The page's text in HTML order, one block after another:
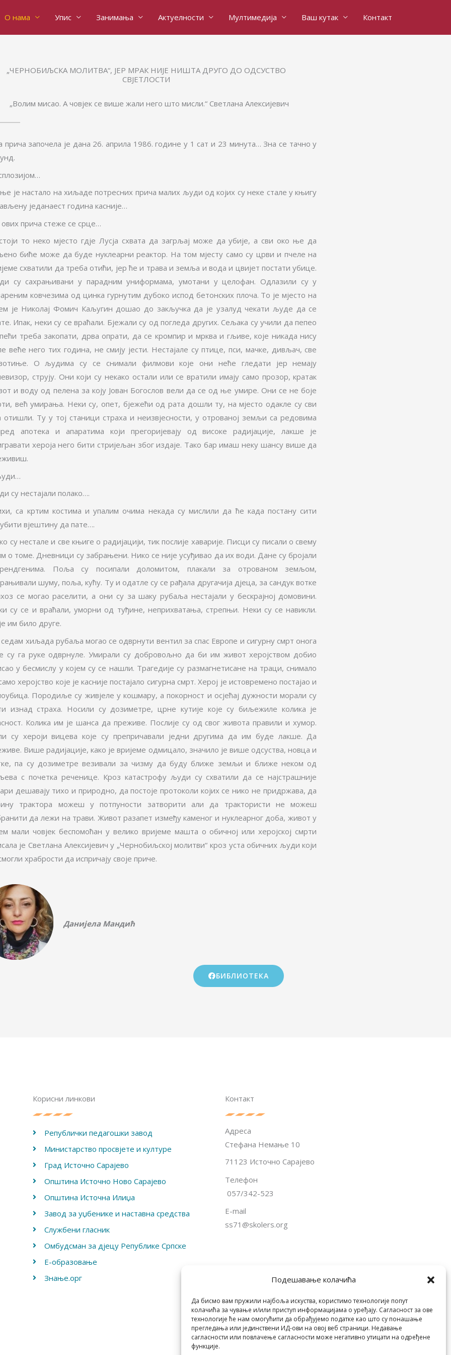
Подешавање колачића
Да бисмо вам пружили најбоља искуства, користимо технологије попут
колачића за чување и/или приступ информацијама о уређају. Сагласност за ове
технологије ће нам омогућити да обрађујемо податке као што су понашање
прегледања или јединствени ИД-ови на овој веб страници. Недавање
сагласности или повлачење сагласности може негативно утицати на одређене
функције.
О нама Упис Занимања Актуелности Мултимедија Ваш кутак Контакт
„ЧЕРНОБИЉСКА МОЛИТВА“, ЈЕР МРАК НИЈЕ НИШТА ДРУГО ДО ОДСУСТВО
СВЈЕТЛОСТИ
„Волим мисао. А човјек се више жали него што мисли.“ Светлана Алексијевич
прича започела је дана 26. априла 1986. године у 1 сат и 23 минута… Зна се тачно у
је настало на хиљаде потресних прича малих људи од којих су неке стале у књигу
једанаест година касније…
прича стеже се срце…
то неко мјесто гдје Лусја схвата да загрљај може да убије, а сви око ње да
биће може да буде нуклеарни реактор. На том мјесту само су црви и пчеле на
схватили да треба отићи, јер ће и трава и земља и вода и цвијет постати убице.
су сахрањивани у парадним униформама, умотани у целофан. Одлазили су у
ковчезима од цинка гурнутим дубоко испод бетонских плоча. То је мјесто на
је Николај Фомич Каљугин дошао до закључка да је узалуд чекати људе да се
Ипак, неки су се враћали. Бјежали су од погледа других. Сељака су учили да пепео
треба закопати, дрва опрати, да се кромпир и мрква и гљиве, које никада нису
веће него тих година, не смију јести. Нестајале су птице, пси, мачке, дивљач, све
О људима су се снимали филмови које они неће гледати јер немају
струју. Они који су некако остали или се вратили имају само прозор, кратак
и воду од пелена за коју Јован Богослов вели да се од ње умире. Они се не боје
већ умирања. Неки су, опет, бјежећи од рата дошли ту, на мјесто одакле су сви
отишли. Ту у тој станици страха и неизвјесности, у отрованој земљи са редовима
апотека и апаратима који прегоријевају од високе радијације, лакше је
хероја него бити стријељан због издаје. Тако бар имаш неку шансу више да
су нестајали полако….
са кртим костима и упалим очима некада су мислили да ће када постану сити
вјештину да пате….
су нестале и све књиге о радијацији, тик послије хаварије. Писци су писали о свему
о томе. Дневници су забрањени. Нико се није усуђивао да их води. Дане су бројали
Поља су посипали доломитом, плакали за отрованом земљом,
шуму, поља, кућу. Ту и одатле су се рађала другачија дјеца, за сандук вотке
се могао раселити, а они су за шаку рубаља нестајали у бескрајној домовини.
су се и враћали, уморни од туђине, неприхватања, стрепњи. Неки су се навикли.
им било друге.
хиљада рубаља могао се одврнути вентил за спас Европе и сигурну смрт онога
су га руке одврнуле. Умирали су добровољно да би им живот херојством добио
у бесмислу у којем су се нашли. Трагедије су размагнетисане на траци, снимало
херојство које је касније постајало сигурна смрт. Херој је истовремено постајао и
Породиље су живјеле у кошмару, а покорност и осјећај дужности морали су
изнад страха. Носили су дозиметре, црне кутије које су биљежиле колика је
Колика им је шанса да преживе. Послије су од свог живота правили и хумор.
су хероји вицева које су препричавали једни другима да им буде лакше. Да
Више радијације, како је вријеме одмицало, значило је више одсуства, новца и
па су дозиметре везивали за чизму да буду ближе земљи и ближе неком од
с почетка реченице. Кроз катастрофу људи су схватили да се најстрашније
дешавају тихо и природно, да постоје протоколи којих се нико не придржава, да
трактора можеш у потпуности затворити али да трактористи не можеш
да лежи на трави. Живот разапет између каменог и нуклеарног доба, живот у
мали човјек беспомоћан у велико вријеме машта о обичној или херојској смрти
је Светлана Алексијевич у „Чернобиљској молитви“ кроз уста обичних људи који
храбрости да испричају своје приче.
Данијела Мандић
БИБЛИОТЕКА
Корисни линкови
Републички педагошки завод
Министарство просвјете и културе
Град Источно Сарајево
Општина Источно Ново Сарајево
Општина Источна Илиџа
Завод за уџбенике и наставна средства
Службени гласник
Омбудсман за дјецу Републике Српске
Е-образовање
Знање.орг
Контакт
Адреса
Стефана Немање 10
71123 Источно Сарајево
Телефон
057/342-523
E-mail
ss71@skolers.org